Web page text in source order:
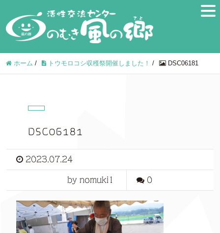
ホーム / トウモロコシ収穫祭開催しました！ / DSC06181
DSC06181
2023.07.24
by nomuki1 0